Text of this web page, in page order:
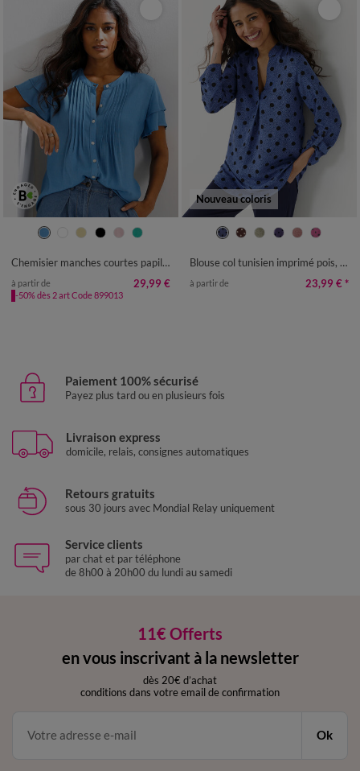
38 40 42 44 46
Chemisier manches courtes papillon, crépon
à partir de 29,99 €
-50% dès 2 art Code 899013
Nouveau coloris
38 40 42 44 46
Blouse col tunisien imprimé pois, crêpe
à partir de 23,99 € *
Paiement 100% sécurisé
Payez plus tard ou en plusieurs fois
Livraison express
domicile, relais, consignes automatiques
Retours gratuits
sous 30 jours avec Mondial Relay uniquement
Service clients
par chat et par téléphone
de 8h00 à 20h00 du lundi au samedi
11€ Offerts
en vous inscrivant à la newsletter
dès 20€ d’achat
conditions dans votre email de confirmation
Ok